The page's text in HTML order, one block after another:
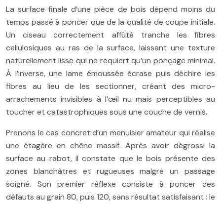
La surface finale d’une pièce de bois dépend moins du
temps passé à poncer que de la qualité de coupe initiale.
Un ciseau correctement affûté tranche les fibres
cellulosiques au ras de la surface, laissant une texture
naturellement lisse qui ne requiert qu’un ponçage minimal.
À l’inverse, une lame émoussée écrase puis déchire les
fibres au lieu de les sectionner, créant des micro-
arrachements invisibles à l’œil nu mais perceptibles au
toucher et catastrophiques sous une couche de vernis.
Prenons le cas concret d’un menuisier amateur qui réalise
une étagère en chêne massif. Après avoir dégrossi la
surface au rabot, il constate que le bois présente des
zones blanchâtres et rugueuses malgré un passage
soigné. Son premier réflexe consiste à poncer ces
défauts au grain 80, puis 120, sans résultat satisfaisant : le